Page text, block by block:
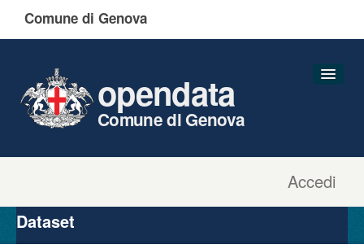
Comune di Genova
Accedi
opendata
Comune di Genova
Organizzazioni
Gruppi
Dataset